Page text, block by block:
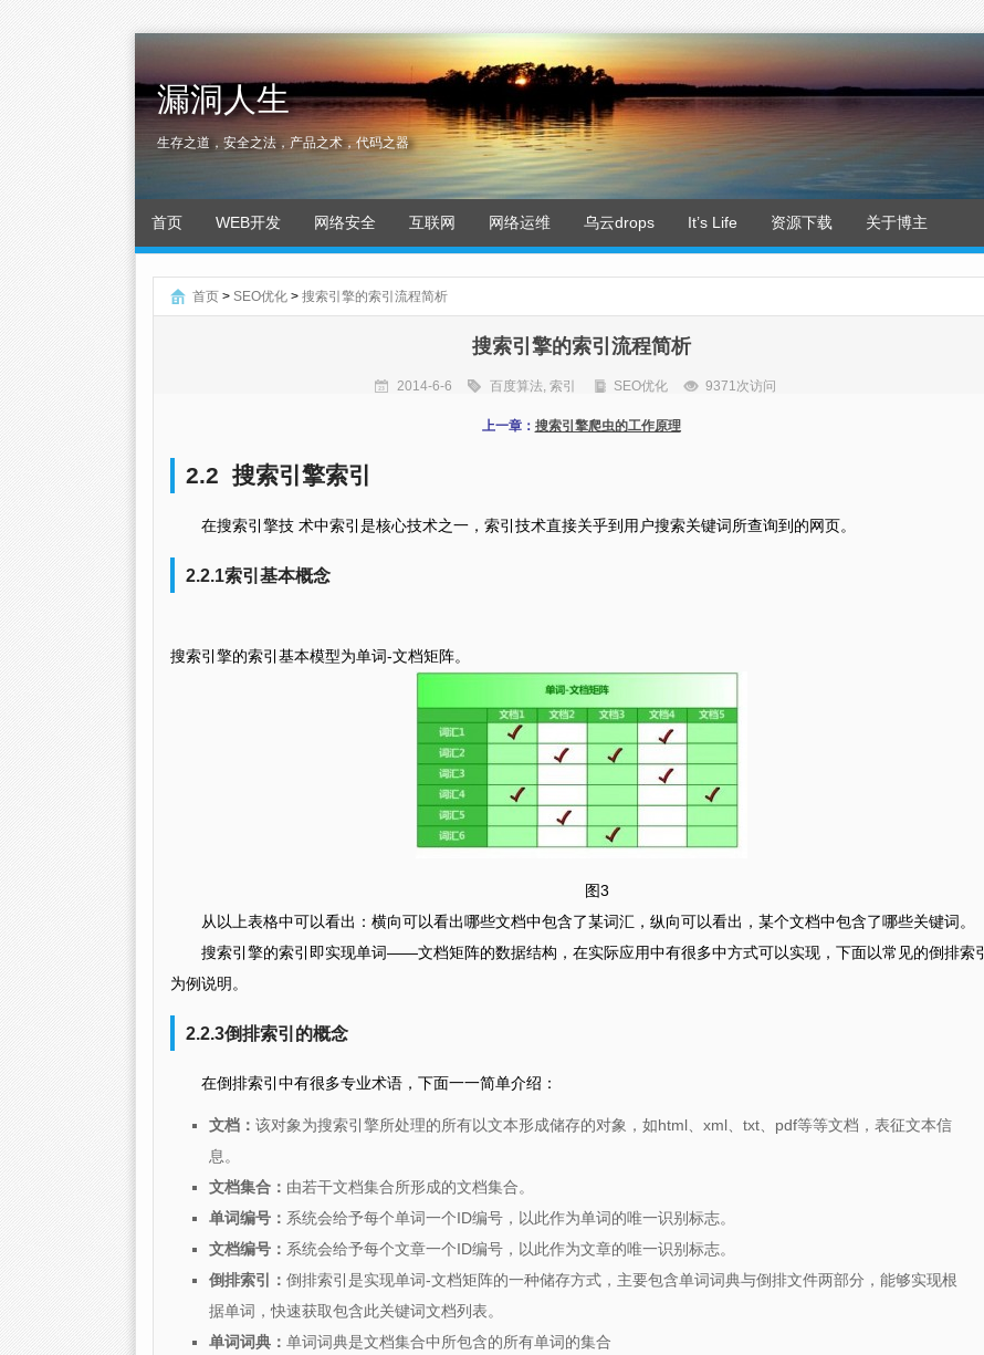
漏洞人生
生存之道，安全之法，产品之术，代码之器
首页 WEB开发 网络安全 互联网 网络运维 乌云drops It’s Life 资源下载 关于博主
首页 > SEO优化 > 搜索引擎的索引流程简析
搜索引擎的索引流程简析
2014-6-6 百度算法, 索引 SEO优化 9371次访问
上一章： 搜索引擎爬虫的工作原理
2.2 搜索引擎索引
在搜索引擎技 术中索引是核心技术之一，索引技术直接关乎到用户搜索关键词所查询到的网页。
2.2.1索引基本概念
搜索引擎的索引基本模型为单词-文档矩阵。
图3
从以上表格中可以看出：横向可以看出哪些文档中包含了某词汇，纵向可以看出，某个文档中包含了哪些关键词。
搜索引擎的索引即实现单词——文档矩阵的数据结构，在实际应用中有很多中方式可以实现，下面以常见的倒排索引
为例说明。
2.2.3倒排索引的概念
在倒排索引中有很多专业术语，下面一一简单介绍：
文档： 该对象为搜索引擎所处理的所有以文本形成储存的对象，如html、xml、txt、pdf等等文档，表征文本信
息。
文档集合： 由若干文档集合所形成的文档集合。
单词编号： 系统会给予每个单词一个ID编号，以此作为单词的唯一识别标志。
文档编号： 系统会给予每个文章一个ID编号，以此作为文章的唯一识别标志。
倒排索引： 倒排索引是实现单词-文档矩阵的一种储存方式，主要包含单词词典与倒排文件两部分，能够实现根
据单词，快速获取包含此关键词文档列表。
单词词典： 单词词典是文档集合中所包含的所有单词的集合